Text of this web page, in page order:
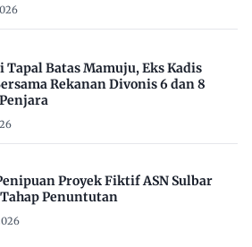
Tapal Batas Mamuju, Eks Kadis
Rekanan Divonis 6 dan 8
Proyek Fiktif ASN Sulbar
Penuntutan